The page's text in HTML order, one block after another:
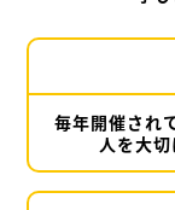
毎年開催され
人を大